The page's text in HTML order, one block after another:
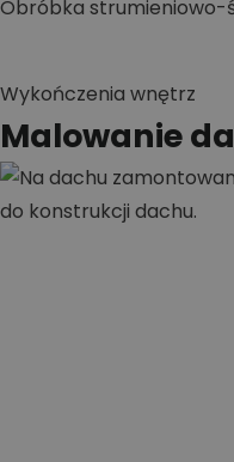
Obróbka strumieniowo-
Wykończenia wnętrz
Malowanie